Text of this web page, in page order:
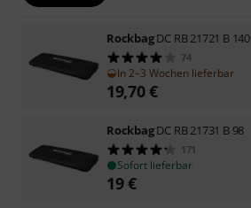
RockbagDC RB 21721 B 140
74
In 2–3 Wochen lieferbar
19,70€
RockbagDC RB 21731 B 98
171
Sofort lieferbar
19€